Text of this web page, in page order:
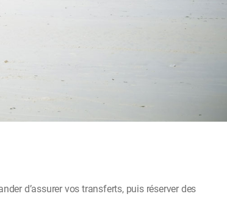
d’assurer vos transferts, puis réserver des